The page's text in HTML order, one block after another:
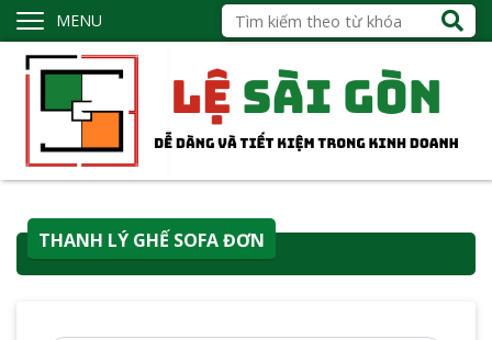
MENU
THANH LÝ GHẾ SOFA ĐƠN